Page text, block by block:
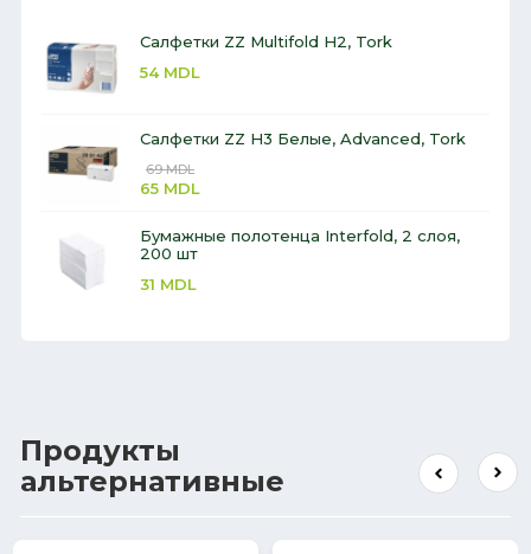
Салфетки ZZ Multifold H2, Tork
54 MDL
Салфетки ZZ H3 Белые, Advanced, Tork
69MDL
65 MDL
Бумажные полотенца Interfold, 2 слоя,
200 шт
31 MDL
Продукты
альтернативные